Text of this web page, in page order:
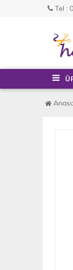
Tel :